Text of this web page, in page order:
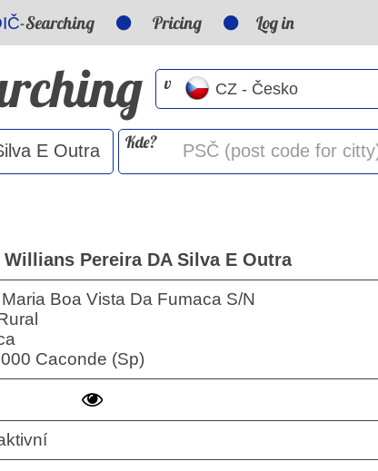
-Searching Pricing Log in
v
Kde?
Willians Pereira DA Silva E Outra
Boa Vista Da Fumaca S/N
Caconde (Sp)